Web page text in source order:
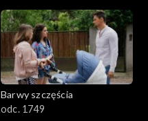
Barwy szczęścia
odc. 1749